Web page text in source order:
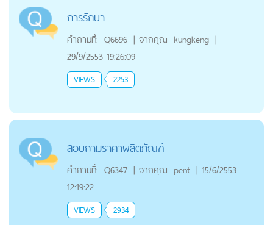
การรักษา
คำถามที่: Q6696 | จากคุณ kungkeng |
29/9/2553 19:26:09
VIEWS 2253
สอบถามราคาผลิตภัณฑ์
คำถามที่: Q6347 | จากคุณ pent | 15/6/2553
12:19:22
VIEWS 2934